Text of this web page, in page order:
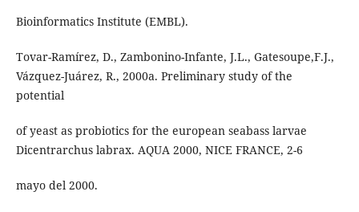
Bioinformatics Institute (EMBL).
Tovar-Ramírez, D., Zambonino-Infante, J.L., Gatesoupe,F.J.,
Vázquez-Juárez, R., 2000a. Preliminary study of the
potential
of yeast as probiotics for the european seabass larvae
Dicentrarchus labrax. AQUA 2000, NICE FRANCE, 2-6
mayo del 2000.